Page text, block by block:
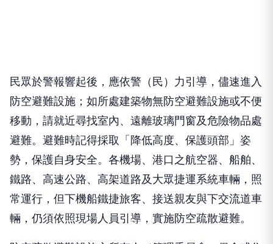
民眾於警報響起後，應依警（民）力引導，儘速進入
防空避難設施；如所處建築物無防空避難設施或不便
移動，請就近尋找室內、遠離玻璃門窗及危險物品處
避難。避難時記得採取「降低高度、保護頭部」姿
勢，保護自身安全。各機場、港口之航空器、船舶、
鐵路、高速公路、高架道路及大眾捷運系統車輛，照
常運行，但下機船鐵捷旅客、接送親友與下交流道車
輛，仍須依照現場人員引導，實施防空疏散避難。